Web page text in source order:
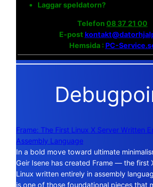
Laggar speldatorn?
Telefon 08 37 21 00
E-post
Hemsida :PC-
Frame: The First Linux X Server Written
Assembly Language
In a bold move toward ultimate
Geir Isene has created Frame — the first
Linux written entirely in assembly
is one of those foundational pieces that